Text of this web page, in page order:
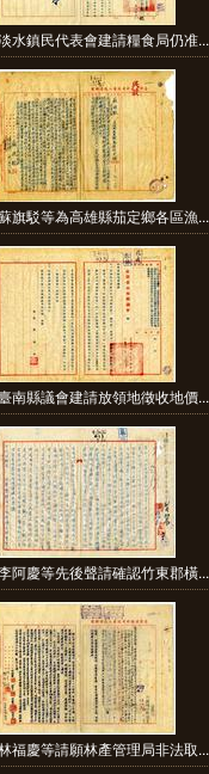
水鎮民代表會建請糧食局仍准...
旗駁等為高雄縣茄定鄉各區漁...
南縣議會建請放領地徵收地價...
阿慶等先後聲請確認竹東郡橫...
福慶等請願林產管理局非法取...